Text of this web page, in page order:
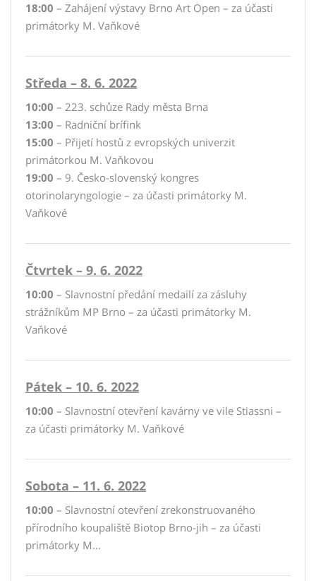
18:00 – Zahájení výstavy Brno Art Open – za účasti
primátorky M. Vaňkové
Středa – 8. 6. 2022
10:00 – 223. schůze Rady města Brna
13:00 – Radniční brífink
15:00 – Přijetí hostů z evropských univerzit
primátorkou M. Vaňkovou
19:00 – 9. Česko-slovenský kongres
otorinolaryngologie – za účasti primátorky M.
Vaňkové
Čtvrtek – 9. 6. 2022
10:00 – Slavnostní předání medailí za zásluhy
strážníkům MP Brno – za účasti primátorky M.
Vaňkové
Pátek – 10. 6. 2022
10:00 – Slavnostní otevření kavárny ve vile Stiassni –
za účasti primátorky M. Vaňkové
Sobota – 11. 6. 2022
10:00 – Slavnostní otevření zrekonstruovaného
přírodního koupaliště Biotop Brno-jih – za účasti
primátorky M...